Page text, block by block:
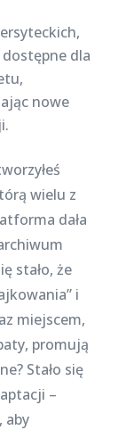
dostępne dla
nowe
wielu z
dała
stało, że
i
miejscem,
promują
Stało się
–
aby